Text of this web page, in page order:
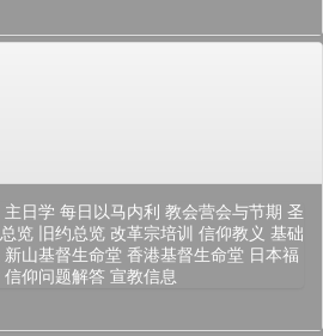
主日学 每日以马内利 教会营会与节期 圣
览 旧约总览 改革宗培训 信仰教义 基础
新山基督生命堂 香港基督生命堂 日本福
信仰问题解答 宣教信息